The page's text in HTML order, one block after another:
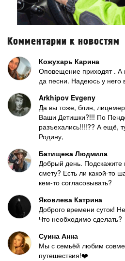
Комментарии к новостям
Кожухарь Карина
Оповещение приходят . А
да песни. Надеюсь у него
Arkhipov Evgeny
Да вы тоже, блин,
Ваши Детишки?!!! По
разъехались!!!!?? А ещё,
Родину,
Батищева Людмила
Добрый день. Подскажите
смету? Есть ли какой-то
кем-то согласовывать?
Яковлева Катрина
Доброго времени суток!
Что необходимо сделать?
Суина Анна
Мы с семьёй любим
путешествия!❤️